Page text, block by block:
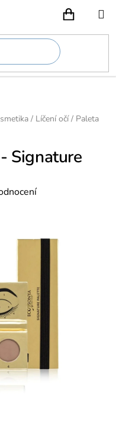
/ Líčení očí / Paleta
Signature